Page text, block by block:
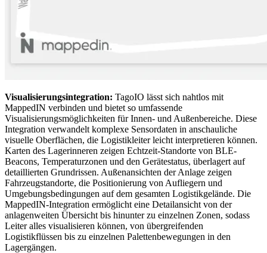
Visualisierungsintegration: TagoIO lässt sich nahtlos mit
MappedIN verbinden und bietet so umfassende
Visualisierungsmöglichkeiten für Innen- und Außenbereiche. Diese
Integration verwandelt komplexe Sensordaten in anschauliche
visuelle Oberflächen, die Logistikleiter leicht interpretieren können.
Karten des Lagerinneren zeigen Echtzeit-Standorte von BLE-
Beacons, Temperaturzonen und den Gerätestatus, überlagert auf
detaillierten Grundrissen. Außenansichten der Anlage zeigen
Fahrzeugstandorte, die Positionierung von Aufliegern und
Umgebungsbedingungen auf dem gesamten Logistikgelände. Die
MappedIN-Integration ermöglicht eine Detailansicht von der
anlagenweiten Übersicht bis hinunter zu einzelnen Zonen, sodass
Leiter alles visualisieren können, von übergreifenden
Logistikflüssen bis zu einzelnen Palettenbewegungen in den
Lagergängen.